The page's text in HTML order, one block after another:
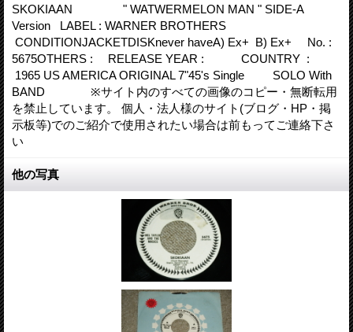
SKOKIAAN " WATWERMELON MAN " SIDE-A
Version LABEL : WARNER BROTHERS
CONDITIONJACKETDISKnever haveA) Ex+ B) Ex+ No. :
5675OTHERS : RELEASE YEAR : COUNTRY :
1965 US AMERICA ORIGINAL 7"45's Single SOLO With
BAND ※サイト内のすべての画像のコピー・無断転用
を禁止しています。 個人・法人様のサイト(ブログ・HP・掲
示板等)でのご紹介で使用されたい場合は前もってご連絡下さ
い
他の写真